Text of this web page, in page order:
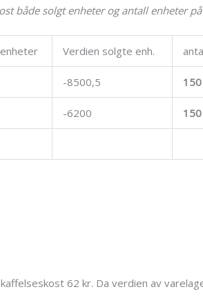
både solgt enheter og antall enheter
Verdien solgte enh.
-8500,5 150
-6200 150
62 kr. Da verdien av